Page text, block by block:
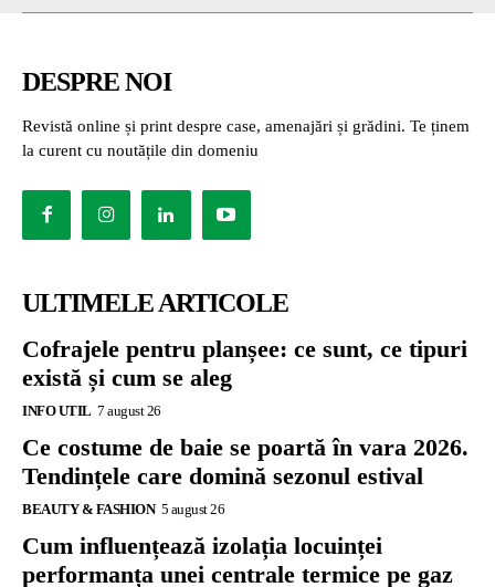
DESPRE NOI
Revistă online și print despre case, amenajări și grădini. Te ținem
la curent cu noutățile din domeniu
ULTIMELE ARTICOLE
Cofrajele pentru planșee: ce sunt, ce tipuri
există și cum se aleg
INFO UTIL 7 august 26
Ce costume de baie se poartă în vara 2026.
Tendințele care domină sezonul estival
BEAUTY & FASHION 5 august 26
Cum influențează izolația locuinței
performanța unei centrale termice pe gaz